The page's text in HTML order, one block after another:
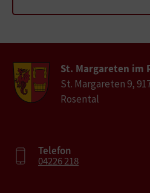
St. Margareten im
St. Margareten 9,
Rosental
Telefon
04226 218